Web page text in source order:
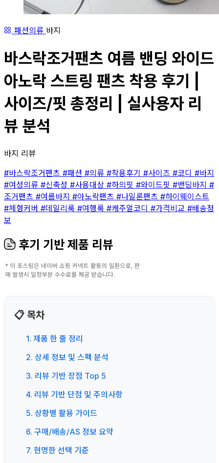
패션의류 바지
바스락조거팬츠 여름 밴딩 와이드
아노락 스트링 팬츠 착용 후기 |
사이즈/핏 총정리 | 실사용자 리
뷰 분석
바지 리뷰
#바스락조거팬츠 #패션 #의류 #착용후기 #사이즈 #코디 #바지
#여성의류 #신축성 #사용대상 #하의핏 #와이드핏 #밴딩바지 #
조거팬츠 #여름바지 #아노락팬츠 #나일론팬츠 #하이웨이스트
#체형커버 #데일리룩 #여행룩 #캐주얼코디 #가격비교 #배송정
보
후기 기반 제품 리뷰
📋 목차
1. 제품 한 줄 정리
2. 상세 정보 및 스펙 분석
3. 리뷰 기반 장점 Top 5
4. 리뷰 기반 단점 및 주의사항
5. 상황별 활용 가이드
6. 구매/배송/AS 정보 요약
7. 현명한 선택 기준